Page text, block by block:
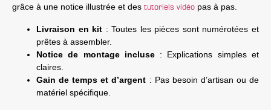
grâce à une notice illustrée et des tutoriels vidéo pas à pas.
Livraison en kit : Toutes les pièces sont numérotées et
prêtes à assembler.
Notice de montage incluse: Explications simples et
claires.
Gain de temps et d’argent : Pas besoin d’artisan ou de
matériel spécifique.